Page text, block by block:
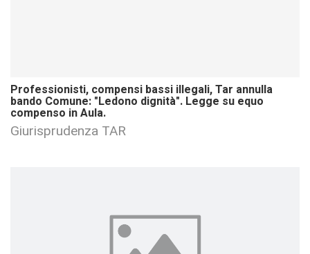
Professionisti, compensi bassi illegali, Tar annulla
bando Comune: "Ledono dignità". Legge su equo
compenso in Aula.
Giurisprudenza TAR